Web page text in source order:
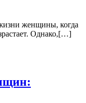
женщины, когда
Однако,[…]